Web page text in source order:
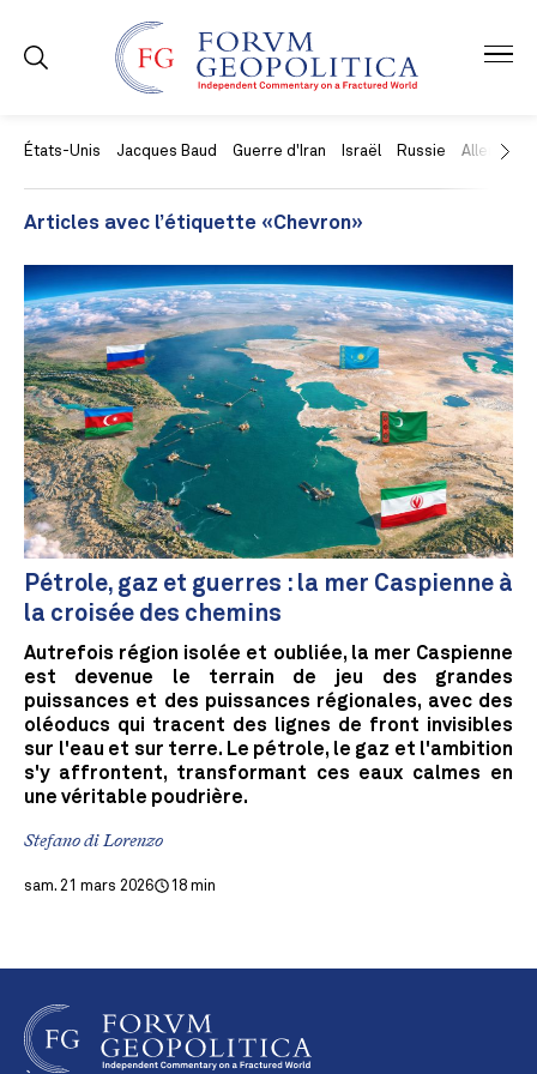
États-Unis Jacques Baud Guerre d'Iran Israël Russie Allemagne
Articles avec l’étiquette «Chevron»
Pétrole, gaz et guerres : la mer Caspienne à
la croisée des chemins
Autrefois région isolée et oubliée, la mer Caspienne
est devenue le terrain de jeu des grandes
puissances et des puissances régionales, avec des
oléoducs qui tracent des lignes de front invisibles
sur l'eau et sur terre. Le pétrole, le gaz et l'ambition
s'y affrontent, transformant ces eaux calmes en
une véritable poudrière.
Stefano di Lorenzo
sam. 21 mars 2026 18 min